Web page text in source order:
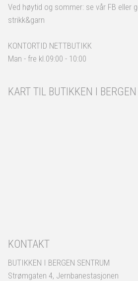
Ved høytid og sommer: se vår FB eller
strikk&garn
KONTORTID NETTBUTIKK
Man - fre kl.09:00 - 10:00
KART TIL BUTIKKEN I
KONTAKT
BUTIKKEN I BERGEN SENTRUM
Strømgaten 4, Jernbanestasjonen